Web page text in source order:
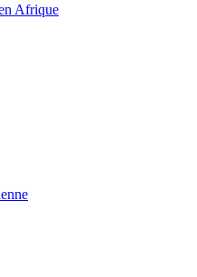
Afrique